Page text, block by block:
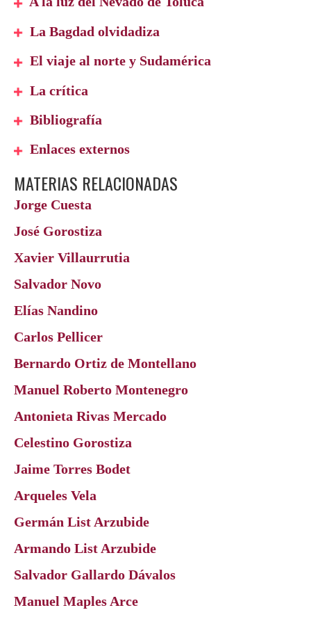
La Bagdad olvidadiza
El viaje al norte y Sudamérica
La crítica
Bibliografía
Enlaces externos
MATERIAS RELACIONADAS
Jorge Cuesta
José Gorostiza
Xavier Villaurrutia
Salvador Novo
Elías Nandino
Carlos Pellicer
Bernardo Ortiz de Montellano
Manuel Roberto Montenegro
Antonieta Rivas Mercado
Celestino Gorostiza
Jaime Torres Bodet
Arqueles Vela
Germán List Arzubide
Armando List Arzubide
Salvador Gallardo Dávalos
Manuel Maples Arce